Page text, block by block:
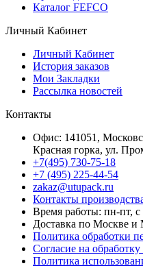
Каталог FEFCO
Личный Кабинет
Личный Кабинет
История заказов
Мои Закладки
Рассылка новостей
Контакты
Офис: 141051,
Красная горка, ул.
+7(495) 730-75-18
+7 (495) 225-44-54
zakaz@utupack.ru
Контакты
Время работы: пн-пт, с
Доставка по Москве и
Политика обработки
Согласие на
Политика